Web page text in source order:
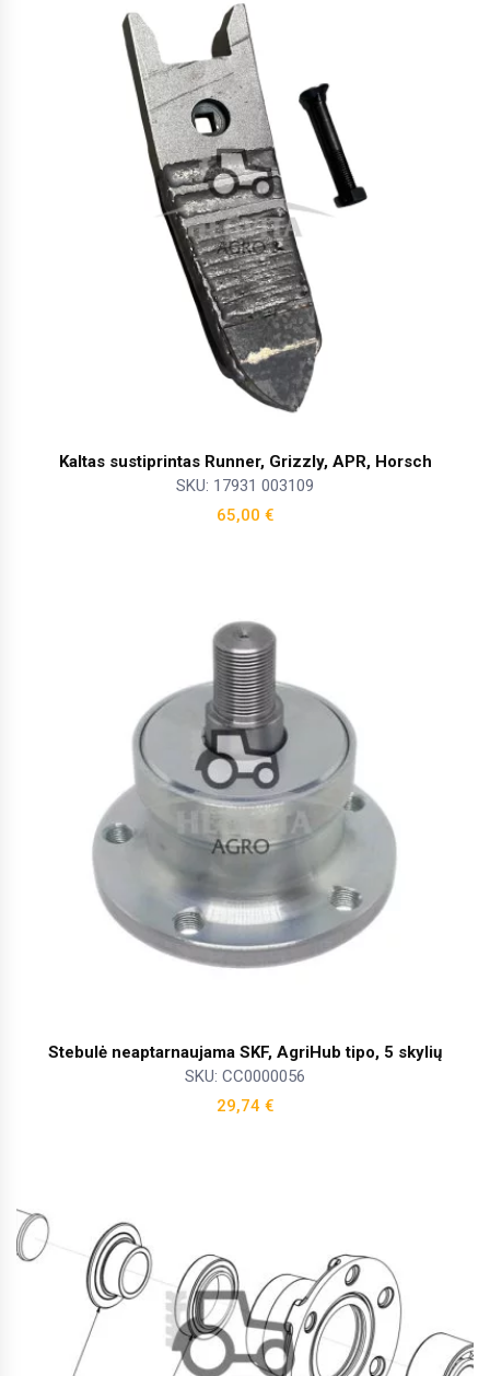
Kaltas sustiprintas Runner, Grizzly, APR, Horsch
SKU: 17931 003109
65,00 €
Stebulė neaptarnaujama SKF, AgriHub tipo, 5 skylių
SKU: CC0000056
29,74 €